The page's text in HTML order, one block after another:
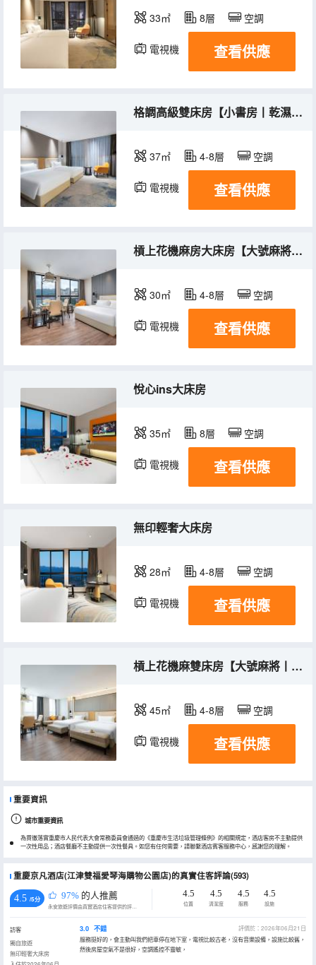
33㎡ 8層 空調
電視機 查看供應
格調高級雙床房【小書房丨乾濕分離】
37㎡ 4-8層 空調
電視機 查看供應
槓上花機麻房大床房【大號麻將丨空氣淨化】
30㎡ 4-8層 空調
電視機 查看供應
悅心ins大床房
35㎡ 8層 空調
電視機 查看供應
無印輕奢大床房
28㎡ 4-8層 空調
電視機 查看供應
槓上花機麻雙床房【大號麻將丨真皮座椅】
45㎡ 4-8層 空調
電視機 查看供應
重要資訊
城市重要資訊
為貫徹落實重慶市人民代表大會常務委員會通過的《重慶市生活垃圾管理條例》的相關規定，酒店客房不主動提供
一次性用品；酒店餐廳不主動提供一次性餐具。如您有任何需要，請聯繫酒店賓客服務中心，感謝您的理解。
重慶京凡酒店(江津雙福愛琴海購物公園店)的真實住客評論(593)
4.5 /5分 97% 的人推薦
永安旅遊評價由真實酒店住客提供的評價。
4.5
位置
4.5
清潔度
4.5
服務
4.5
設施
訪客
獨自旅遊
無印輕奢大床房
3.0 不錯
評價於：2026年06月21日
服務挺好的，會主動叫我們把車停在地下室，電視比較古老，沒有音樂設備，設施比較舊，
然後房屋空氣不是很好，空調遙控不靈敏，